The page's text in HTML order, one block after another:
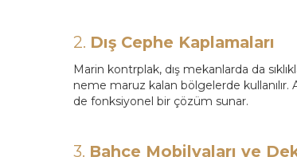
2. Dış Cephe Kaplamaları
Marin kontrplak, dış mekanlarda da
neme maruz kalan bölgelerde kullanılır.
de fonksiyonel bir çözüm sunar.
3. Bahçe Mobilyaları ve